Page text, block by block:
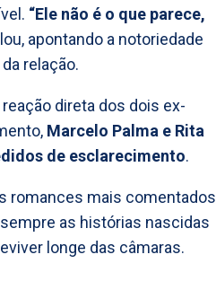
“Ele não é o que parece,
apontando a notoriedade
relação.
direta dos dois ex-
Marcelo Palma e Rita
de esclarecimento.
romances mais comentados
as histórias nascidas
longe das câmaras.